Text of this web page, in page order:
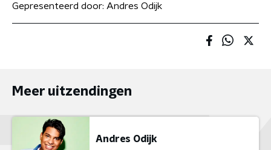
Gepresenteerd door: Andres Odijk
Meer uitzendingen
Andres Odijk